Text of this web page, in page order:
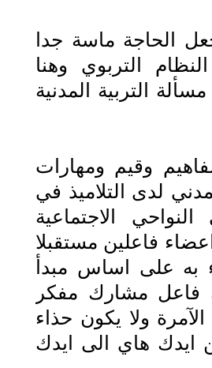
الحاجة ماسة جدا
التربوي وهنا
التربية المدنية
وقيم ومهارات
لدى التلاميذ في
الاجتماعية
فاعلين مستقبلا
به على اساس مبدأ
فاعل مشارك مفكر
ولا يكون حذاء
ايدك هاي الى ايدك